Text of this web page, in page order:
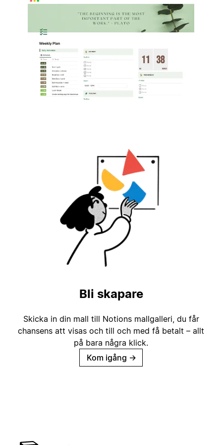
Bli skapare
Skicka in din mall till Notions mallgalleri, du får
chansens att visas och till och med få betalt – allt
på bara några klick.
Kom igång →